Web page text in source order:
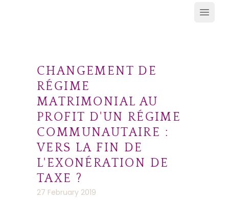
CHANGEMENT DE
RÉGIME
MATRIMONIAL AU
PROFIT D'UN RÉGIME
COMMUNAUTAIRE :
VERS LA FIN DE
L'EXONÉRATION DE
TAXE ?
27 February 2019